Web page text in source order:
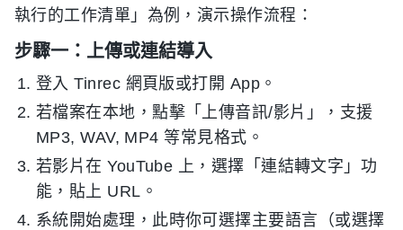
執行的工作清單」為例，演示操作流程：
步驟一：上傳或連結導入
登入 Tinrec 網頁版或打開 App。
若檔案在本地，點擊「上傳音訊/影片」，支援
MP3, WAV, MP4 等常見格式。
若影片在 YouTube 上，選擇「連結轉文字」功
能，貼上 URL。
系統開始處理，此時你可選擇主要語言（或選擇